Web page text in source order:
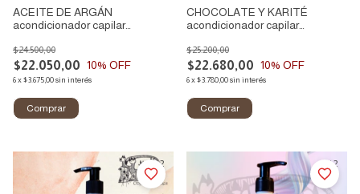
ACEITE DE ARGÁN
acondicionador capilar
$22.050,00
$24.500,00
10% OFF
6x$3.675,00sin interés
CHOCOLATE Y KARITÉ
acondicionador capilar
$22.680,00
$25.200,00
10% OFF
6x$3.780,00sin interés
/2 /2